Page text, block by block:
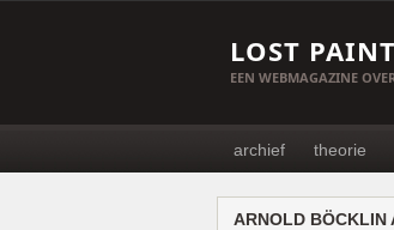
LOST
EEN WEBMAGAZINE
archief theorie
ARNOLD BÖCKLIN